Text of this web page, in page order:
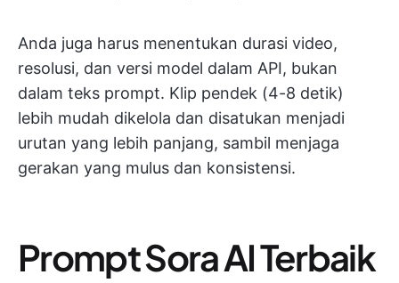
Anda juga harus menentukan durasi video,
resolusi, dan versi model dalam API, bukan
dalam teks prompt. Klip pendek (4-8 detik)
lebih mudah dikelola dan disatukan menjadi
urutan yang lebih panjang, sambil menjaga
gerakan yang mulus dan konsistensi.
Prompt Sora AI Terbaik